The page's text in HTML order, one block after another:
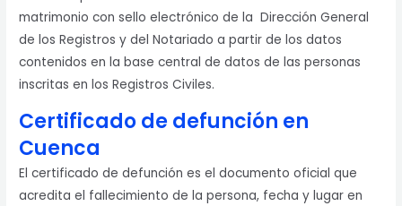
matrimonio con sello electrónico de la Dirección General
de los Registros y del Notariado a partir de los datos
contenidos en la base central de datos de las personas
inscritas en los Registros Civiles.
Certificado de defunción en
Cuenca
El certificado de defunción es el documento oficial que
acredita el fallecimiento de la persona, fecha y lugar en